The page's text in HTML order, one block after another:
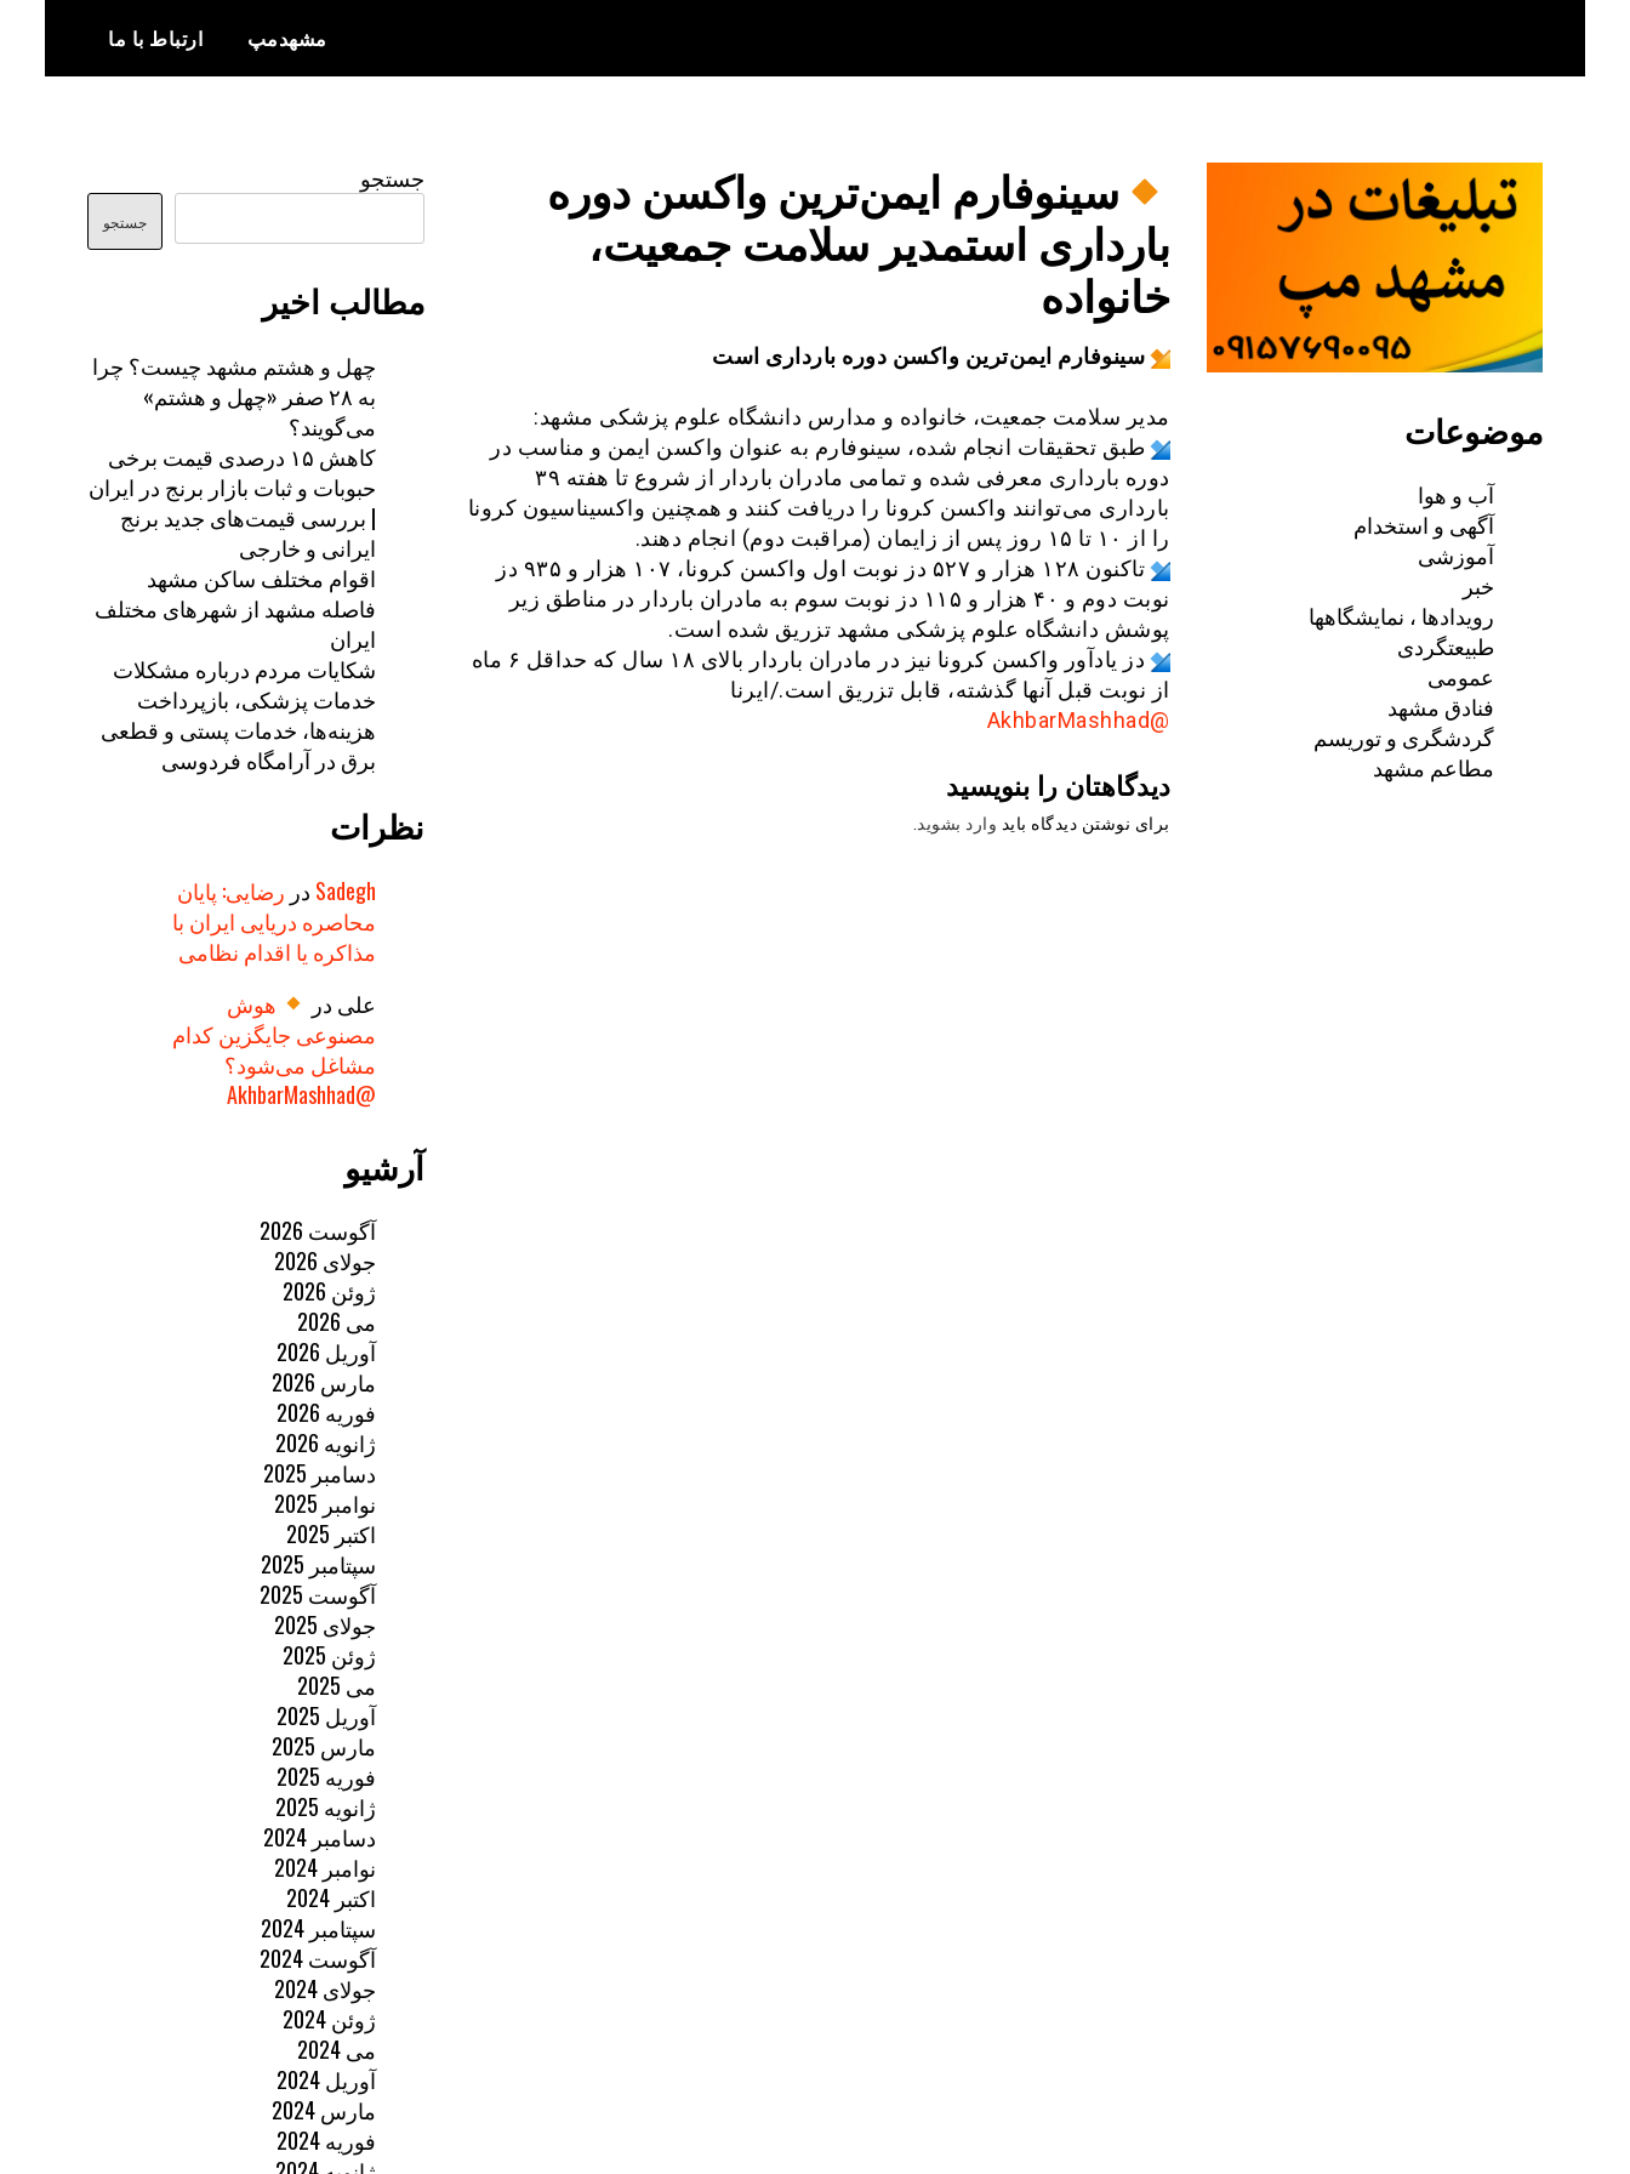
content
مشهدمپ ارتباط با ما
سینوفارم ایمن‌ترین واکسن دوره
بارداری استمدیر سلامت جمعیت،
خانواده
سینوفارم ایمن‌ترین واکسن دوره بارداری است
مدیر سلامت جمعیت، خانواده و مدارس دانشگاه علوم پزشکی مشهد:
طبق تحقیقات انجام شده، سینوفارم به عنوان واکسن ایمن و مناسب در
دوره بارداری معرفی شده و تمامی مادران باردار از شروع تا هفته ۳۹
بارداری می‌توانند واکسن کرونا را دریافت کنند و همچنین واکسیناسیون کرونا
را از ۱۰ تا ۱۵ روز پس از زایمان (مراقبت دوم) انجام دهند.
تاکنون ۱۲۸ هزار و ۵۲۷ دز نوبت اول واکسن کرونا، ۱۰۷ هزار و ۹۳۵ دز
نوبت دوم و ۴۰ هزار و ۱۱۵ دز نوبت سوم به مادران باردار در مناطق زیر
پوشش دانشگاه علوم پزشکی مشهد تزریق شده است.
دز یادآور واکسن کرونا نیز در مادران باردار بالای ۱۸ سال که حداقل ۶ ماه
از نوبت قبل آنها گذشته، قابل تزریق است./ایرنا
@AkhbarMashhad
دیدگاهتان را بنویسید
برای نوشتن دیدگاه باید وارد بشوید
جستجو
جستجو
مطالب اخیر
چهل و هشتم مشهد چیست؟ چرا
به ۲۸ صفر «چهل و هشتم»
می‌گویند؟
کاهش ۱۵ درصدی قیمت برخی
حبوبات و ثبات بازار برنج در ایران
| بررسی قیمت‌های جدید برنج
ایرانی و خارجی
اقوام مختلف ساکن مشهد
فاصله مشهد از شهرهای مختلف
ایران
شکایات مردم درباره مشکلات
خدمات پزشکی، بازپرداخت
هزینه‌ها، خدمات پستی و قطعی
برق در آرامگاه فردوسی
نظرات
Sadegh در رضایی: پایان
محاصره دریایی ایران با
مذاکره یا اقدام نظامی
علی در
هوش
مصنوعی جایگزین کدام
مشاغل می‌شود؟
@AkhbarMashhad
آرشیو
آگوست 2026
جولای 2026
ژوئن 2026
می 2026
آوریل 2026
مارس 2026
فوریه 2026
ژانویه 2026
دسامبر 2025
نوامبر 2025
اکتبر 2025
سپتامبر 2025
آگوست 2025
جولای 2025
ژوئن 2025
می 2025
آوریل 2025
مارس 2025
فوریه 2025
ژانویه 2025
دسامبر 2024
نوامبر 2024
اکتبر 2024
سپتامبر 2024
آگوست 2024
جولای 2024
ژوئن 2024
می 2024
آوریل 2024
مارس 2024
فوریه 2024
موضوعات
آب و هوا
آگهی و استخدام
آموزشی
خبر
رویدادها ، نمایشگاهها
طبیعتگردی
عمومی
فنادق مشهد
گردشگری و توریسم
مطاعم مشهد